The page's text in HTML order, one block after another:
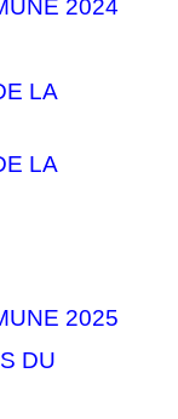
2024
LA
LA
2025
DU